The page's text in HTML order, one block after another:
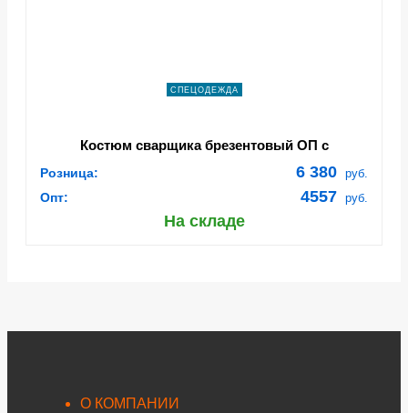
СПЕЦОДЕЖДА
Костюм сварщика брезентовый ОП с
Розница: 6 380 руб.
Опт: 4557 руб.
На складе
О КОМПАНИИ